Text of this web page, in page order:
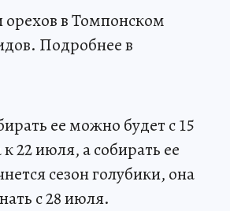
орехов в Томпонском
Подробнее в
ее можно будет с 15
22 июля, а собирать ее
сезон голубики, она
с 28 июля.